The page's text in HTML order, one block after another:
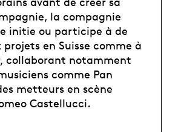
la compagnie
initie ou participe à de
projets en Suisse comme à
collaborant notamment
comme Pan
metteurs en scène
Castellucci.